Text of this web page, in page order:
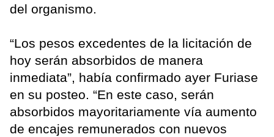
del organismo.
“Los pesos excedentes de la licitación de
hoy serán absorbidos de manera
inmediata”, había confirmado ayer Furiase
en su posteo. “En este caso, serán
absorbidos mayoritariamente vía aumento
de encajes remunerados con nuevos